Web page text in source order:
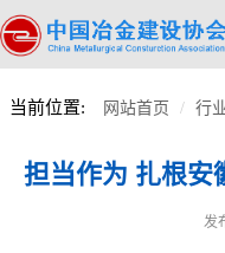
当前位置: 网站首页 行
担当作为 扎根安
发